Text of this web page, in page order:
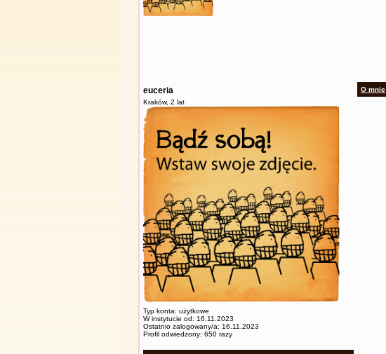
euceria
Kraków, 2 lat
Typ konta: użytkowe
W instytucie od: 16.11.2023
Ostatnio zalogowany/a: 16.11.2023
Profil odwiedzony: 650 razy
O mnie